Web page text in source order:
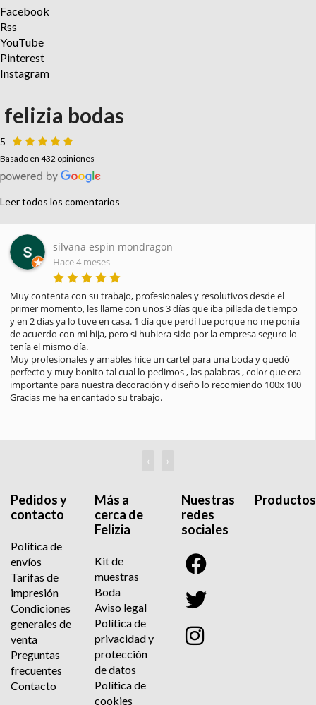
Facebook
Rss
YouTube
Pinterest
Instagram
felizia bodas
5
Basado en 432 opiniones
Leer todos los comentarios
silvana espin mondragon
Hace 4 meses
Muy contenta con su trabajo, profesionales y resolutivos desde el
primer momento, les llame con unos 3 días que iba pillada de tiempo
y en 2 días ya lo tuve en casa. 1 día que perdí fue porque no me ponía
de acuerdo con mi hija, pero si hubiera sido por la empresa seguro lo
tenía el mismo día.
Muy profesionales y amables hice un cartel para una boda y quedó
perfecto y muy bonito tal cual lo pedimos , las palabras , color que era
importante para nuestra decoración y diseño lo recomiendo 100x 100
Gracias me ha encantado su trabajo.
‹ ›
Pedidos y
contacto
Política de
envíos
Tarifas de
impresión
Condiciones
generales de
venta
Preguntas
frecuentes
Contacto
Más a
cerca de
Felizia
Kit de
muestras
Boda
Aviso legal
Política de
privacidad y
protección
de datos
Política de
cookies
Nuestras
redes
sociales
Productos